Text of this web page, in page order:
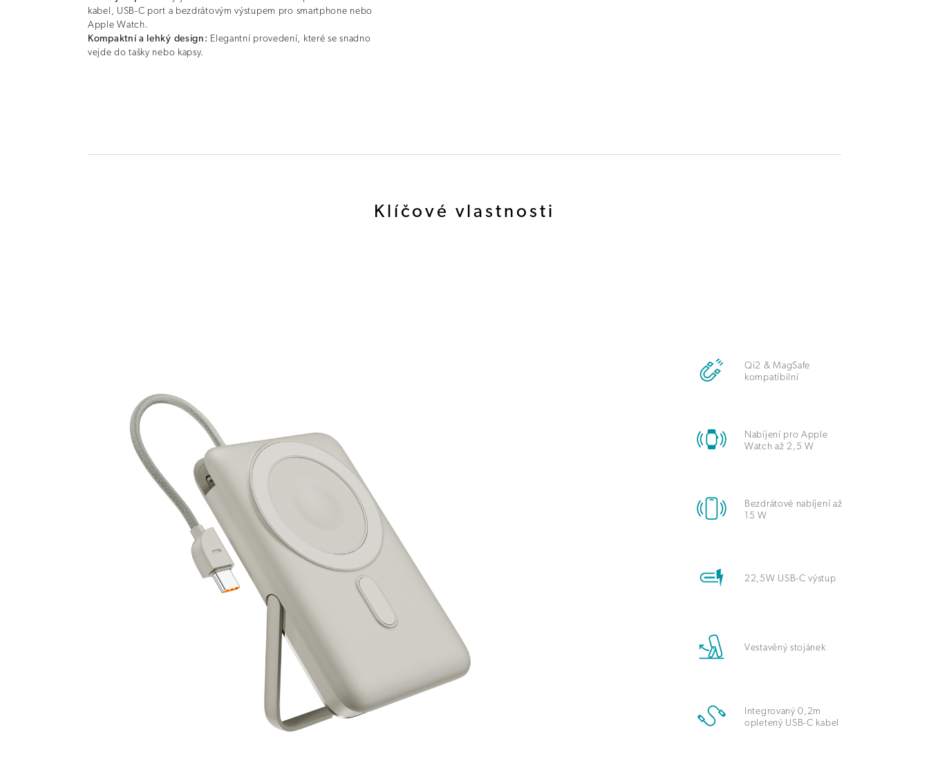
kabel, USB-C port a bezdrátovým výstupem pro smartphone nebo
Apple Watch.
Kompaktní a lehký design: Elegantní provedení, které se snadno
vejde do tašky nebo kapsy.
Klíčové vlastnosti
Qi2 & MagSafe
kompatibilní
Nabíjení pro Apple
Watch až 2,5 W
Bezdrátové nabíjení až
15 W
22,5W USB-C výstup
Vestavěný stojánek
Integrovaný 0,2m
opletený USB-C kabel